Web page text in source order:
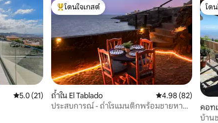
คะแนนเฉลี่ย 5.0 จาก 5, 21 รีวิว
5.0 (21)
โดนใจเกสต์ที่สุด
โดนใจเกสต์
ถ้ำใน El Tablado คะแนนเฉลี่ย 4.98
4.98 (82)
ประสบการณ์ - ถ้ำโรแมนติกพร้อมชายหาด
โด
โด
คอท
บ้าน